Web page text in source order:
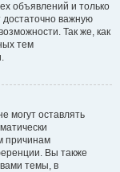
объявлений и только
достаточно важную
Так же, как
тем
могут оставлять
причинам
Вы также
темы, в